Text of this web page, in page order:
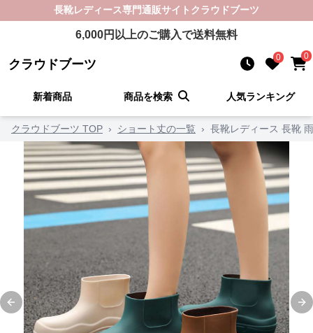
長靴レディース専門通販サイト クラウドブーツ
6,000円以上のご購入で送料無料
クラウドブーツ 0 0
新着商品 商品を検索 人気ランキング
クラウドブーツ TOP › ショート丈の一覧 › 長靴レディース 長靴
Previous slide